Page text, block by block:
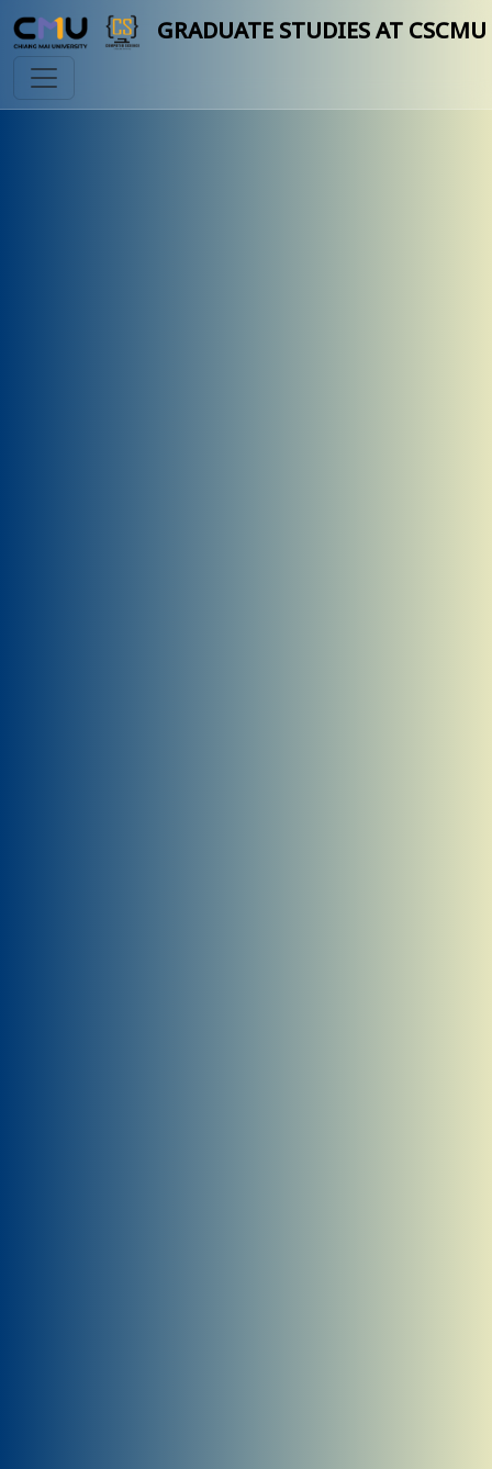
GRADUATE STUDIES AT CSCMU